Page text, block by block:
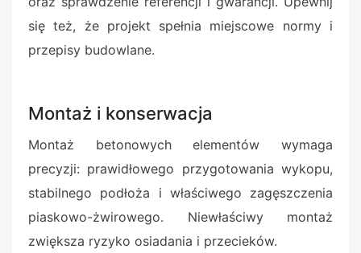
się też, że projekt spełnia miejscowe normy i
przepisy budowlane.
Montaż i konserwacja
Montaż betonowych elementów wymaga
precyzji: prawidłowego przygotowania wykopu,
stabilnego podłoża i właściwego zagęszczenia
piaskowo-żwirowego. Niewłaściwy montaż
zwiększa ryzyko osiadania i przecieków.